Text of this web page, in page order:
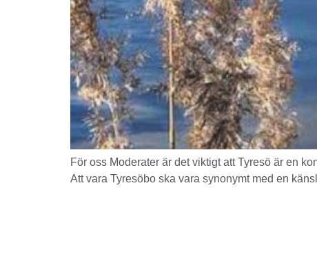
För oss Moderater är det viktigt att Tyresö är en
Att vara Tyresöbo ska vara synonymt med en